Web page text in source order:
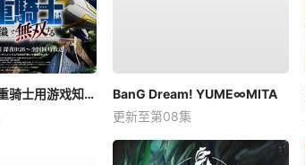
被追放的转生重骑士用游戏知识开无双
BanG Dream! YUME∞MITA
更新至第08集